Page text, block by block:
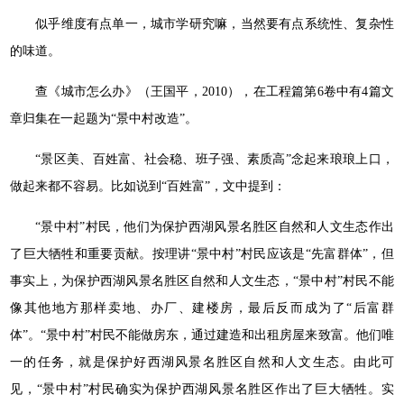
似乎维度有点单一，城市学研究嘛，当然要有点系统性、复杂性
的味道。
查《城市怎么办》（王国平，2010），在工程篇第6卷中有4篇文
章归集在一起题为“景中村改造”。
“景区美、百姓富、社会稳、班子强、素质高”念起来琅琅上口，
做起来都不容易。比如说到“百姓富”，文中提到：
“景中村”村民，他们为保护西湖风景名胜区自然和人文生态作出
了巨大牺牲和重要贡献。按理讲“景中村”村民应该是“先富群体”，但
事实上，为保护西湖风景名胜区自然和人文生态，“景中村”村民不能
像其他地方那样卖地、办厂、建楼房，最后反而成为了“后富群
体”。“景中村”村民不能做房东，通过建造和出租房屋来致富。他们唯
一的任务，就是保护好西湖风景名胜区自然和人文生态。由此可
见，“景中村”村民确实为保护西湖风景名胜区作出了巨大牺牲。实